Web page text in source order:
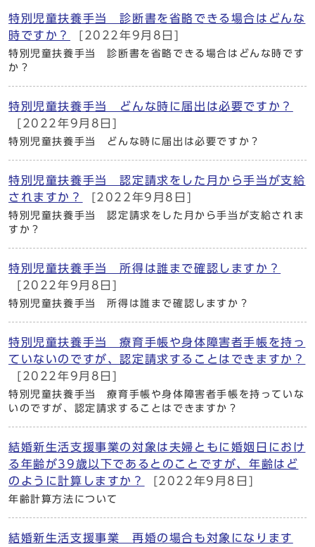
特別児童扶養手当 診断書を省略できる場合はどんな
時ですか？
[2022年9月8日]
特別児童扶養手当 診断書を省略できる場合はどんな時です
か？
特別児童扶養手当 どんな時に届出は必要ですか？
[2022年9月8日]
特別児童扶養手当 どんな時に届出は必要ですか？
特別児童扶養手当 認定請求をした月から手当が支給
されますか？
[2022年9月8日]
特別児童扶養手当 認定請求をした月から手当が支給されま
すか？
特別児童扶養手当 所得は誰まで確認しますか？
[2022年9月8日]
特別児童扶養手当 所得は誰まで確認しますか？
特別児童扶養手当 療育手帳や身体障害者手帳を持っ
ていないのですが、認定請求することはできますか？
[2022年9月8日]
特別児童扶養手当 療育手帳や身体障害者手帳を持っていな
いのですが、認定請求することはできますか？
結婚新生活支援事業の対象は夫婦ともに婚姻日におけ
る年齢が39歳以下であるとのことですが、年齢はど
のように計算しますか？
[2022年9月8日]
年齢計算方法について
結婚新生活支援事業 再婚の場合も対象になります